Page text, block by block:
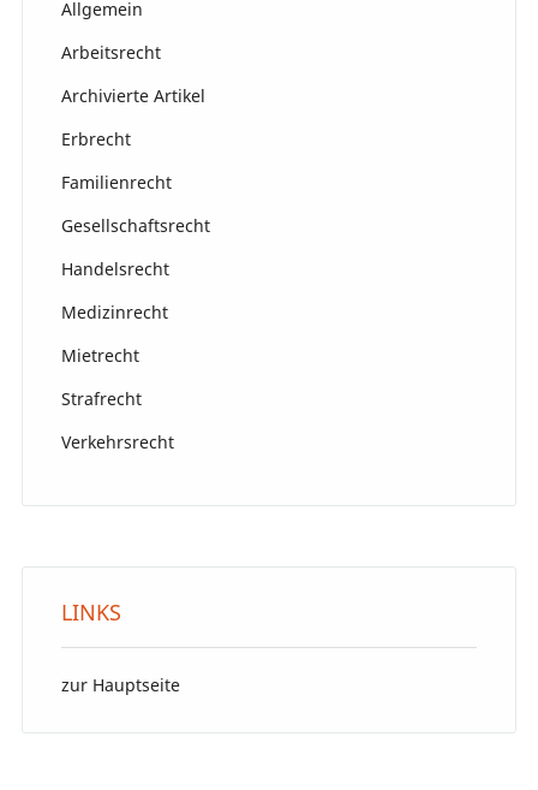
Allgemein
Arbeitsrecht
Archivierte Artikel
Erbrecht
Familienrecht
Gesellschaftsrecht
Handelsrecht
Medizinrecht
Mietrecht
Strafrecht
Verkehrsrecht
LINKS
zur Hauptseite